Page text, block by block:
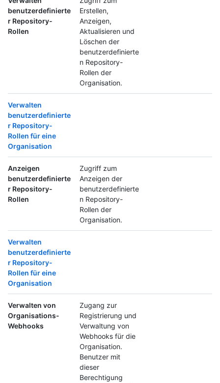
benutzerdefinierte
r Repository-
Rollen
Erstellen,
Anzeigen,
Aktualisieren und
Löschen der
benutzerdefinierte
n Repository-
Rollen der
Organisation.
Verwalten
benutzerdefinierte
r Repository-
Rollen für eine
Organisation
Anzeigen
benutzerdefinierte
r Repository-
Rollen
Zugriff zum
Anzeigen der
benutzerdefinierte
n Repository-
Rollen der
Organisation.
Verwalten
benutzerdefinierte
r Repository-
Rollen für eine
Organisation
Verwalten von
Organisations-
Webhooks
Zugang zur
Registrierung und
Verwaltung von
Webhooks für die
Organisation.
Benutzer mit
dieser
Berechtigung